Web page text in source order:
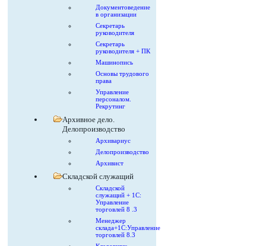
Документоведение
в организации
Секретарь
руководителя
Секретарь
руководителя + ПК
Машинопись
Основы трудового
права
Управление
персоналом.
Рекрутинг
Архивное дело.
Делопроизводство
Архивариус
Делопроизводство
Архивист
Складской служащий
Складской
служащий + 1С:
Управление
торговлей 8 .3
Менеджер
склада+1С:Управление
торговлей 8.3